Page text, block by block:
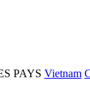
PAYS Vietnam